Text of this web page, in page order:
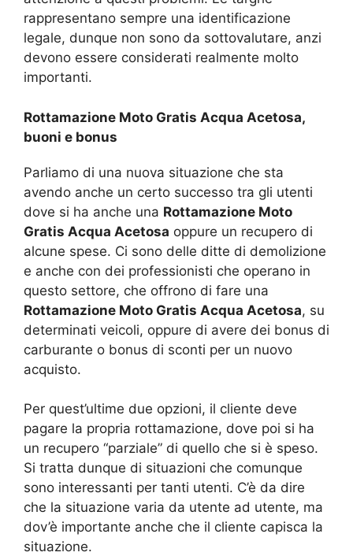
rappresentano sempre una identificazione
legale, dunque non sono da sottovalutare, anzi
devono essere considerati realmente molto
importanti.
Rottamazione Moto Gratis Acqua Acetosa,
buoni e bonus
Parliamo di una nuova situazione che sta
avendo anche un certo successo tra gli utenti
dove si ha anche una Rottamazione Moto
Gratis Acqua Acetosa oppure un recupero di
alcune spese. Ci sono delle ditte di demolizione
e anche con dei professionisti che operano in
questo settore, che offrono di fare una
Rottamazione Moto Gratis Acqua Acetosa, su
determinati veicoli, oppure di avere dei bonus di
carburante o bonus di sconti per un nuovo
acquisto.
Per quest’ultime due opzioni, il cliente deve
pagare la propria rottamazione, dove poi si ha
un recupero “parziale” di quello che si è speso.
Si tratta dunque di situazioni che comunque
sono interessanti per tanti utenti. C’è da dire
che la situazione varia da utente ad utente, ma
dov’è importante anche che il cliente capisca la
situazione.